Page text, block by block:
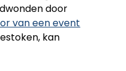
door
van een event
kan